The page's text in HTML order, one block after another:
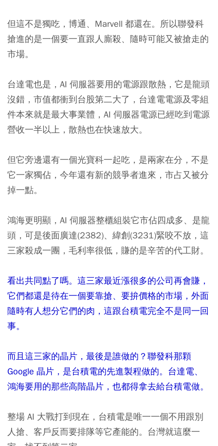
但這不是獨吃，博通、Marvell 都還在。所以聯發科
搶進的是一個要一直跟人廝殺、隨時可能又被搶走的
市場。
台達電也是，AI 伺服器要用的電源跟散熱，它是龍頭
沒錯，市值都衝到台股第二大了，台達電電源及零組
件本來就是最大事業體，AI 伺服器電源已經吃到電源
營收一半以上，散熱也在快速放大。
但它旁邊還有一個光寶科一起吃，是兩家在分，不是
它一家獨佔，今年還有新的競爭者進來，市占又被分
掉一點。
鴻海更明顯，AI 伺服器整櫃組裝它市佔四成多、是龍
頭，可是後面廣達(2382)、緯創(3231)緊咬不放，這
三家殺成一團，毛利率很低，賺的是辛苦的代工財。
看出共同點了嗎。這三家最近漲很多的公司再會賺，
它們都還是待在一個要靠搶、要拚價格的市場，外面
隨時有人想分它們的肉，這跟台積電完全不是同一回
事。
而且這三家的晶片，最後是誰做的？聯發科那顆
Google 晶片，是台積電的先進製程做的。台達電、
鴻海要用的那些高階晶片，也都得拿去給台積電做。
整場 AI 大戰打到現在，台積電是唯一一個不用跟別
人搶、客戶反而要排隊等它產能的。台灣就這麼一